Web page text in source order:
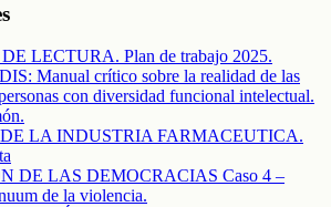
LECTURA. Plan de trabajo 2025.
Manual crítico sobre la realidad de las
con diversidad funcional intelectual.
LA INDUSTRIA FARMACEUTICA.
DE LAS DEMOCRACIAS Caso 4 –
de la violencia.